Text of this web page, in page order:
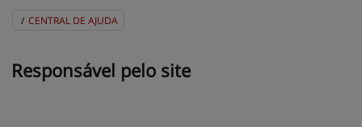
/ CENTRAL DE AJUDA
Responsável pelo site